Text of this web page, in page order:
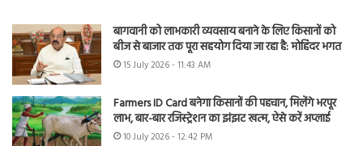
बागवानी को लाभकारी व्यवसाय बनाने के लिए किसानों को
बीज से बाजार तक पूरा सहयोग दिया जा रहा है: मोहिंदर भगत
15 July 2026 - 11:43 AM
Farmers ID Card बनेगा किसानों की पहचान, मिलेंगे भरपूर
लाभ, बार-बार रजिस्ट्रेशन का झंझट खत्म, ऐसे करें अप्लाई
10 July 2026 - 12:42 PM